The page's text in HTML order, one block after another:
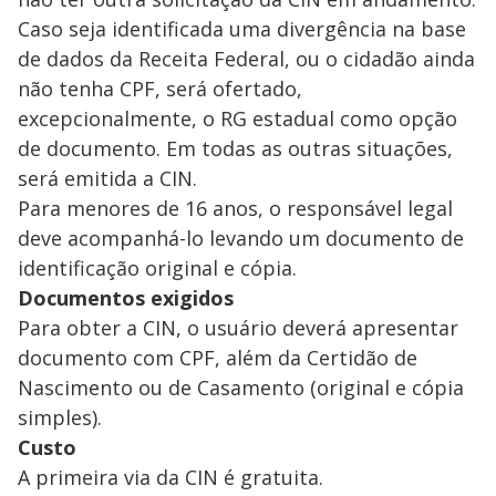
Caso seja identificada uma divergência na base
de dados da Receita Federal, ou o cidadão ainda
não tenha CPF, será ofertado,
excepcionalmente, o RG estadual como opção
de documento. Em todas as outras situações,
será emitida a CIN.
Para menores de 16 anos, o responsável legal
deve acompanhá-lo levando um documento de
identificação original e cópia.
Documentos exigidos
Para obter a CIN, o usuário deverá apresentar
documento com CPF, além da Certidão de
Nascimento ou de Casamento (original e cópia
simples).
Custo
A primeira via da CIN é gratuita.